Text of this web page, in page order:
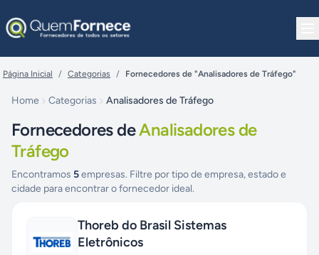
Página Inicial / Categorias / Fornecedores de "Analisadores de Tráfego"
Home Categorias Analisadores de Tráfego
Fornecedores deAnalisadores de
Tráfego
Encontramos 5empresas. Filtre por tipo de empresa, estado e
cidade para encontrar o fornecedor ideal.
Thoreb do Brasil Sistemas
Eletrônicos